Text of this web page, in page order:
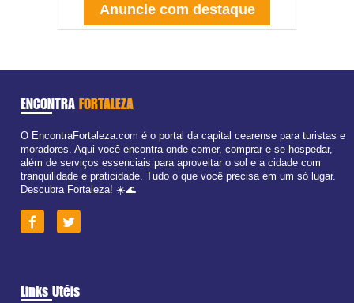
Anuncie com destaque
ENCONTRA FORTALEZA
O EncontraFortaleza.com é o portal da capital cearense para turistas e
moradores. Aqui você encontra onde comer, comprar e se hospedar,
além de serviços essenciais para aproveitar o sol e a cidade com
tranquilidade e praticidade. Tudo o que você precisa em um só lugar.
Descubra Fortaleza! ☀️🌊
Links Utéis